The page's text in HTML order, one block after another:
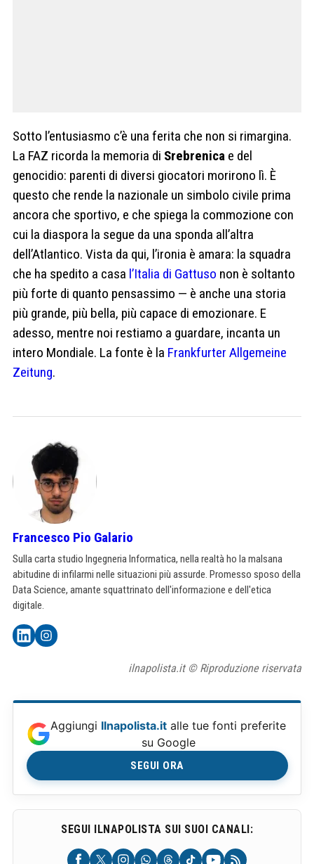
Sotto l’entusiasmo c’è una ferita che non si rimargina.
La FAZ ricorda la memoria di Srebrenica e del
genocidio: parenti di diversi giocatori morirono lì. È
questo che rende la nazionale un simbolo civile prima
ancora che sportivo, e che spiega la commozione con
cui la diaspora la segue da una sponda all’altra
dell’Atlantico. Vista da qui, l’ironia è amara: la squadra
che ha spedito a casa l’Italia di Gattuso non è soltanto
più forte di quanto pensassimo — è anche una storia
più grande, più bella, più capace di emozionare. E
adesso, mentre noi restiamo a guardare, incanta un
intero Mondiale. La fonte è la Frankfurter Allgemeine
Zeitung.
Francesco Pio Galario
Sulla carta studio Ingegneria Informatica, nella realtà ho la malsana
abitudine di infilarmi nelle situazioni più assurde. Promesso sposo della
Data Science, amante squattrinato dell'informazione e dell'etica
digitale.
ilnapolista.it © Riproduzione riservata
Aggiungi Ilnapolista.it alle tue fonti preferite
su Google
SEGUI ORA
SEGUI ILNAPOLISTA SUI SUOI CANALI: